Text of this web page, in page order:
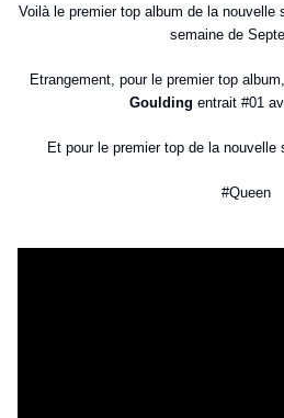
Voilà le premier top album de la nouvelle
semaine de
Etrangement, pour le premier top
Goulding entrait #01
Et pour le premier top de la
#Queen